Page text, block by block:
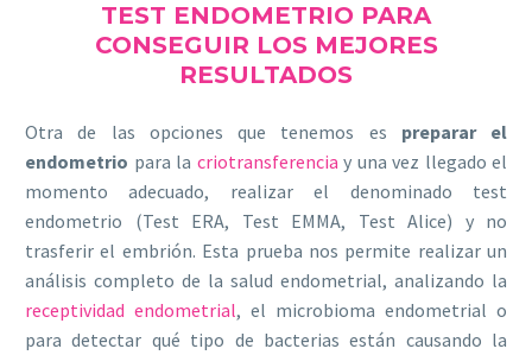
TEST ENDOMETRIO PARA
CONSEGUIR LOS MEJORES
RESULTADOS
Otra de las opciones que tenemos es preparar el
endometrio para la criotransferencia y una vez llegado el
momento adecuado, realizar el denominado test
endometrio (Test ERA, Test EMMA, Test Alice) y no
trasferir el embrión. Esta prueba nos permite realizar un
análisis completo de la salud endometrial, analizando la
receptividad endometrial, el microbioma endometrial o
para detectar qué tipo de bacterias están causando la